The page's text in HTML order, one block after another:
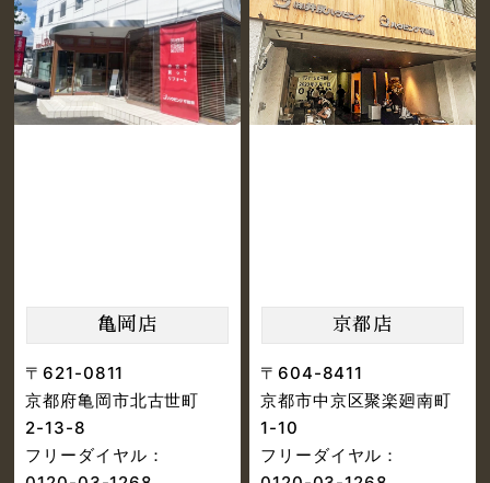
亀岡店
〒621-0811
京都府亀岡市北古世町
2-13-8
フリーダイヤル：
京都店
〒604-8411
京都市中京区聚楽廻南町
1-10
フリーダイヤル：